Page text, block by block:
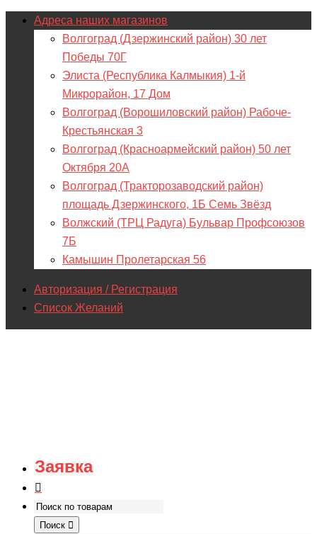
Адреса наших магазинов
Волгоград (Дзержинский район) 30 лет
Победы 70Г
Элиста (Республика Калмыкия) 1-й
Микрорайон, 17 Дом
Волгоград (Ворошиловский район) Рабоче-
Крестьянская 3
Волгоград (Красноармейский район) 50 лет
Октября 20А
Волгоград (Тракторозаводский район)
площадь Дзержинского, 1Б Семь Звёзд
Волжский (ТРЦ Радуга) Бульвар Профсоюзов
7Б
Камышин Пролетарская 56
Авторизация / Регистрация
Список Желаний
Заявка
Поиск